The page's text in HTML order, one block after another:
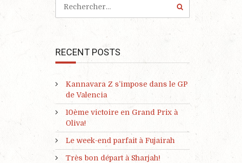
RECENT POSTS
Kannavara Z s’impose dans le GP
de Valencia
10ème victoire en Grand Prix à
Oliva!
Le week-end parfait à Fujairah
Très bon départ à Sharjah!